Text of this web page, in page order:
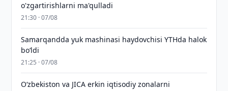
o'zgartirishlarni ma'qulladi
21:30 · 07/08
Samarqandda yuk mashinasi haydovchisi YTHda halok
bo‘ldi
21:25 · 07/08
Oʻzbekiston va JICA erkin iqtisodiy zonalarni